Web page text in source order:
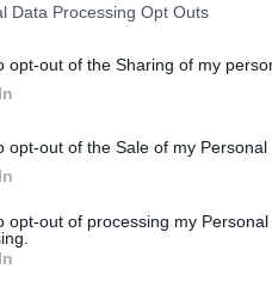
Data Processing Opt Outs
opt-out of the Sharing of my
opt-out of the Sale of my Personal
opt-out of processing my
lépett fel, de
?magyar fadot? is előadott,